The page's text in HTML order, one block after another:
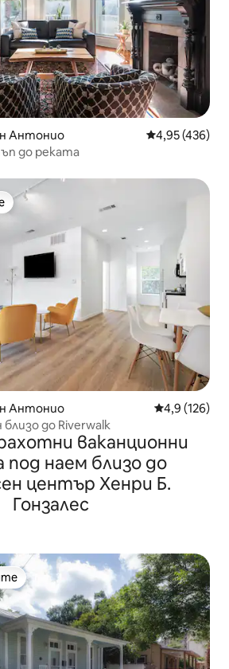
Антонио Средна
4,95 (436)
до реката
Антонио Средна
4,9 (126)
до Riverwalk
ваканционни
наем близо до
център Хенри Б.
Гонзалес
на гостите